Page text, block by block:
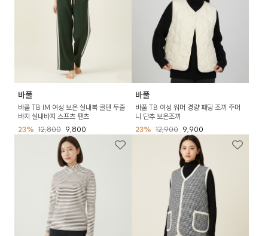
바풀
바풀 TB IM 여성 보온 실내복 골덴 두줄
바지 실내바지 스프츠 팬츠
23% 12,800 9,800
바풀
바풀 TB 여성 워머 경량 패딩 조끼 주머
니 단추 보온조끼
23% 12,900 9,900